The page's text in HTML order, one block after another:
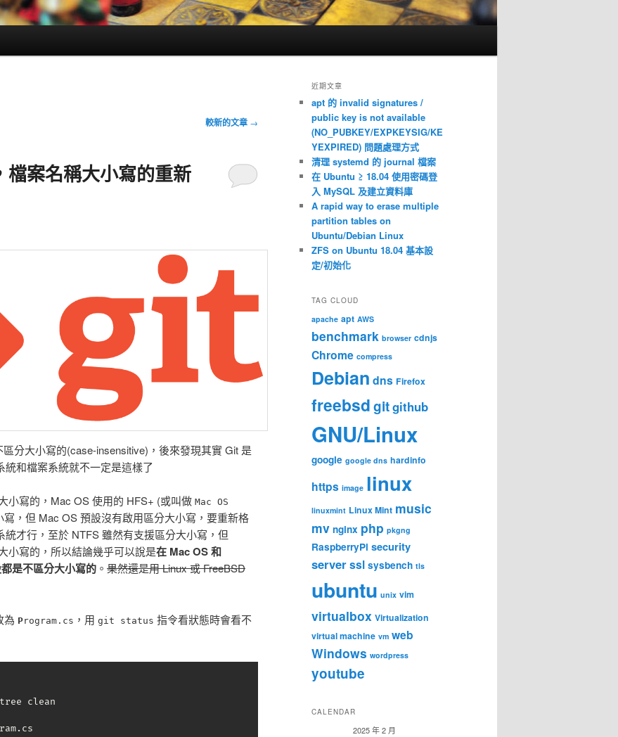
較新的文章 →
案名稱大小寫的重新
分大小寫的(case-insensitive)，後來發現其實 Git 是
和檔案系統就不一定是這樣了
小寫的，Mac OS 使用的 HFS+ (或叫做 Mac OS
，但 Mac OS 預設沒有啟用區分大小寫，要重新格
才行，至於 NTFS 雖然有支援區分大小寫，但
小寫的，所以結論幾乎可以說是在 Mac OS 和
是不區分大小寫的 。 果然還是用 Linux 或 FreeBSD
為 Program.cs ，用 git status 指令看狀態時會看不
clean
近期文章
apt 的 invalid signatures /
public key is not available
(NO_PUBKEY/EXPKEYSIG/KE
YEXPIRED) 問題處理方式
清理 systemd 的 journal 檔案
在 Ubuntu ≥ 18.04 使用密碼登
入 MySQL 及建立資料庫
A rapid way to erase multiple
partition tables on
Ubuntu/Debian Linux
ZFS on Ubuntu 18.04 基本設
定/初始化
TAG CLOUD
apache apt AWS
benchmark browser cdnjs
Chrome compress
Debian dns Firefox
freebsdgitgithub
GNU/Linux
google google dns hardinfo
https image linux
linuxmint Linux Mint music
mv nginx php pkgng
RaspberryPi security
serverssl sysbench tls
ubuntu unix vim
virtualbox Virtualization
virtual machine vm web
Windows wordpress
youtube
CALENDAR
2025 年 2 月